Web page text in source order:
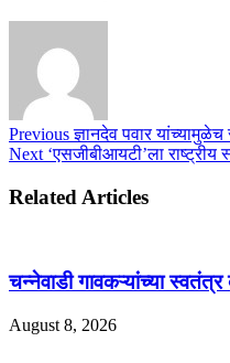
Previousज्ञानदेव पवार यांच्यामुळेच
Next ‘एसजीबीआयटी’ला राष्ट्रीय
Related Articles
चन्नेवाडी गावकऱ्यांच्या
August 8, 2026